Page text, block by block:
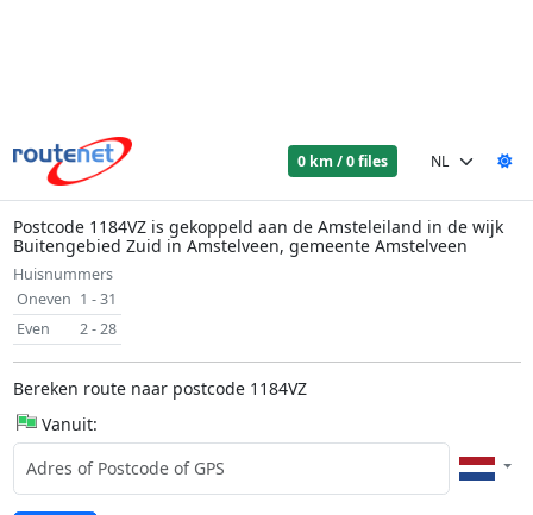
0 km / 0 files
Postcode 1184VZ is gekoppeld aan de Amsteleiland in de wijk
Buitengebied Zuid in Amstelveen, gemeente Amstelveen
Huisnummers
Oneven 1 - 31
Even
2 - 28
Bereken route naar postcode 1184VZ
Vanuit: